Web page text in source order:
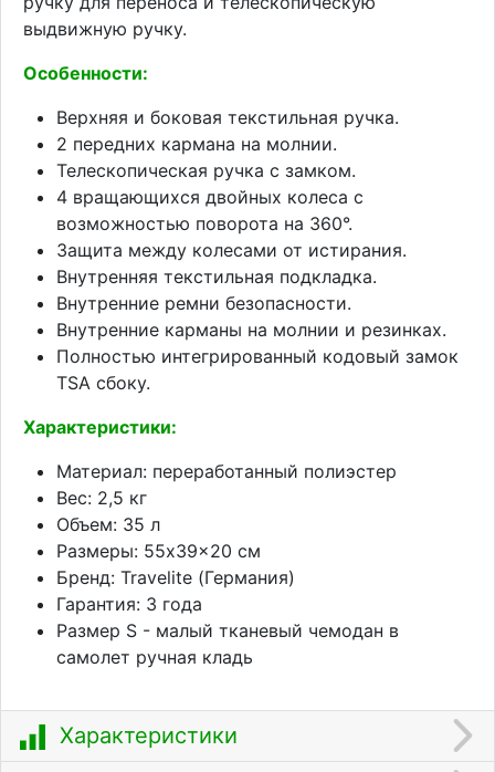
выдвижную ручку.
Особенности:
Верхняя и боковая текстильная ручка.
2 передних кармана на молнии.
Телескопическая ручка с замком.
4 вращающихся двойных колеса с
возможностью поворота на 360°.
Защита между колесами от истирания.
Внутренняя текстильная подкладка.
Внутренние ремни безопасности.
Внутренние карманы на молнии и резинках.
Полностью интегрированный кодовый замок
TSA сбоку.
Характеристики:
Материал: переработанный полиэстер
Вес: 2,5 кг
Объем: 35 л
Размеры: 55x39x20 см
Бренд: Travelite (Германия)
Гарантия: 3 года
Размер S - малый тканевый чемодан в
самолет ручная кладь
Характеристики